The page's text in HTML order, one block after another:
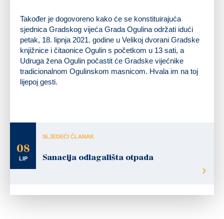
Također je dogovoreno kako će se konstituirajuća
sjednica Gradskog vijeća Grada Ogulina održati idući
petak, 18. lipnja 2021. godine u Velikoj dvorani Gradske
knjižnice i čitaonice Ogulin s početkom u 13 sati, a
Udruga žena Ogulin počastit će Gradske vijećnike
tradicionalnom Ogulinskom masnicom. Hvala im na toj
lijepoj gesti.
08
LIP
SLJEDEĆI ČLANAK
Sanacija odlagališta otpada